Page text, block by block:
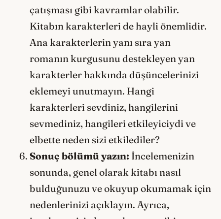
çatışması gibi kavramlar olabilir.
Kitabın karakterleri de hayli önemlidir.
Ana karakterlerin yanı sıra yan
romanın kurgusunu destekleyen yan
karakterler hakkında düşüncelerinizi
eklemeyi unutmayın. Hangi
karakterleri sevdiniz, hangilerini
sevmediniz, hangileri etkileyiciydi ve
elbette neden sizi etkilediler?
Sonuç bölümü yazın: İncelemenizin
sonunda, genel olarak kitabı nasıl
bulduğunuzu ve okuyup okumamak için
nedenlerinizi açıklayın. Ayrıca,